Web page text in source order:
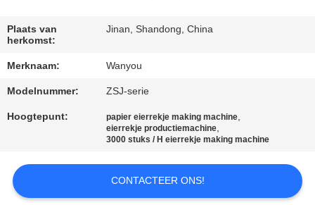
CONTACTEER
NIEUWS
GEVALLEN
Plaats van
herkomst:
Jinan, Shandong, China
Merknaam: Wanyou
Modelnummer: ZSJ-serie
Hoogtepunt: papier eierrekje making machine,
eierrekje productiemachine,
3000 stuks / H eierrekje making machine
CONTACTEER ONS!